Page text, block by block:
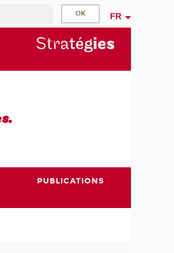
FR
Stratégies
s.
PUBLICATIONS